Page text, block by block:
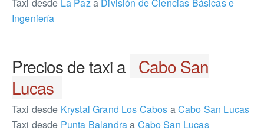
Ingeniería
Precios de taxi a Cabo San
Lucas
Taxi desde Krystal Grand Los Cabos aCabo San Lucas
Taxi desde Punta Balandraa Cabo San Lucas